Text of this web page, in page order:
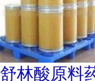
舒林酸原料